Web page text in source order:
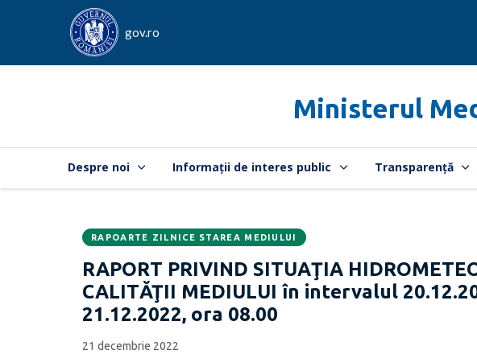
gov.ro
Ministerul
Despre noi Informații de interes public Transparență
CATEGORIA:
RAPOARTE ZILNICE STAREA MEDIULUI
RAPORT PRIVIND SITUAŢIA
CALITĂŢII MEDIULUI în intervalul
21.12.2022, ora 08.00
Data
publicării:
21 decembrie 2022